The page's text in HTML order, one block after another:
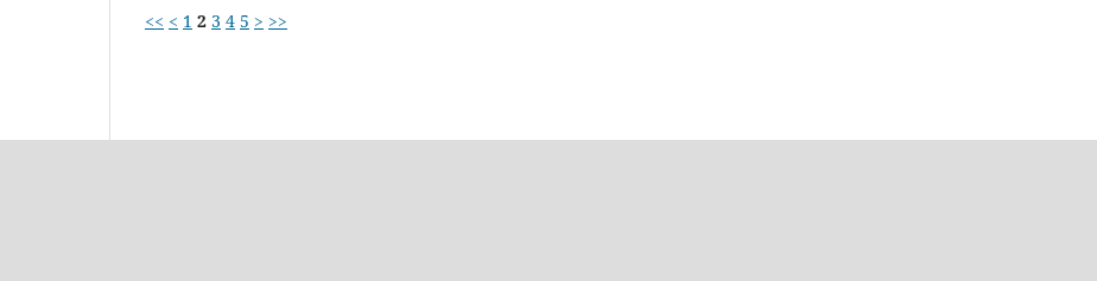
<< < 1 2 3 4 5 > >>